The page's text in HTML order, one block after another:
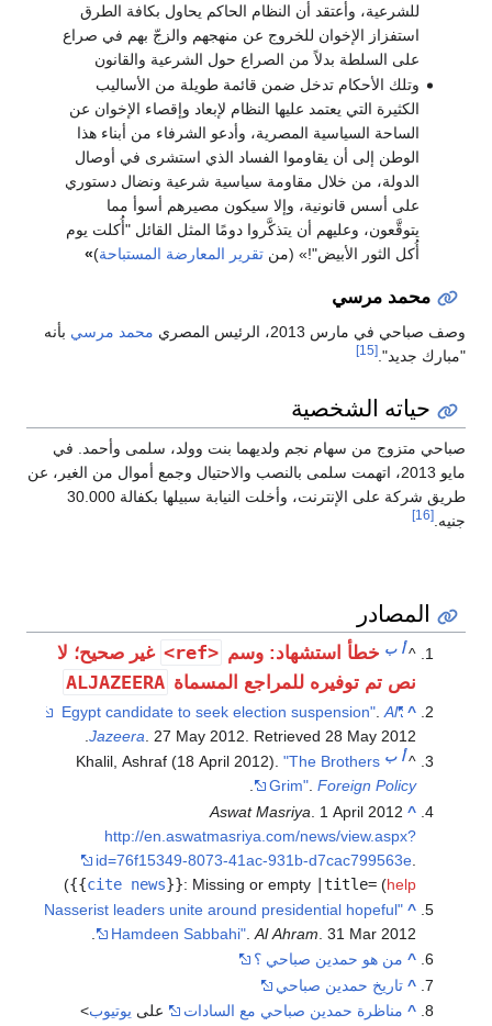
للشرعية، وأعتقد أن النظام الحاكم يحاول بكافة الطرق
استفزاز الإخوان للخروج عن منهجهم والزجّ بهم في صراع
على السلطة بدلاً من الصراع حول الشرعية والقانون
وتلك الأحكام تدخل ضمن قائمة طويلة من الأساليب
الكثيرة التي يعتمد عليها النظام لإبعاد وإقصاء الإخوان عن
الساحة السياسية المصرية، وأدعو الشرفاء من أبناء هذا
الوطن إلى أن يقاوموا الفساد الذي استشرى في أوصال
الدولة، من خلال مقاومة سياسية شرعية ونضال دستوري
على أسس قانونية، وإلا سيكون مصيرهم أسوأ مما
يتوقَّعون، وعليهم أن يتذكَّروا دومًا المثل القائل "أُكلت يوم
أُكل الثور الأبيض"!» (منتقرير المعارضة المستباحة)
»
محمد مرسي
وصف صباحي في مارس 2013، الرئيس المصري محمد مرسي بأنه
"مبارك جديد". [15]
حياته الشخصية
صباحي متزوج من سهام نجم ولديهما بنت وولد، سلمى وأحمد. في
مايو 2013، اتهمت سلمى بالنصب والاحتيال وجمع أموال من الغير، عن
طريق شركة على الإنترنت، وأخلت النيابة سبيلها بكفالة 30.000
جنيه. [16]
المصادر
^أ ب خطأ استشهاد: وسم <ref>
غير صحيح؛ لا
نص تم توفيره للمراجع المسماة ALJAZEERA
^
"Egypt candidate to seek election suspension"
.Al
Jazeera . 27 May 2012 . Retrieved 28 May 2012
.
^أ ب Khalil, Ashraf (18 April 2012)."The Brothers
Grim".Foreign Policy
.
^
Aswat Masriya . 1 April 2012
http://en.aswatmasriya.com/news/view.aspx?
id=76f15349-8073-41ac-931b-d7cac799563e
{{cite news}}: Missing or empty |title= (help
)
^
"Nasserist leaders unite around presidential hopeful
Hamdeen Sabbahi" .Al Ahram . 31 Mar 2012.
^ من هو حمدين صباحي ؟
^ تاريخ حمدين صباحي
^ مناظرة حمدين صباحي مع السادات على يوتيوب>